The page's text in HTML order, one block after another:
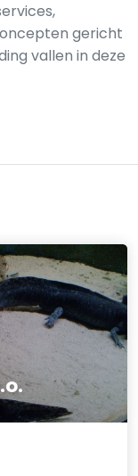
gericht
vallen in deze